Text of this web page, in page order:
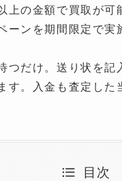
の金額で買取が可
ーンを期間限定で
だけ。送り状を
。入金も査定した
目次